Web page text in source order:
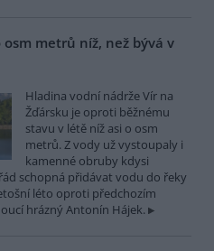
metrů níž, než bývá v
Hladina vodní nádrže Vír na
Žďársku je oproti běžnému
stavu v létě níž asi o osm
metrů. Z vody už vystoupaly i
kamenné obruby kdysi
schopná přidávat vodu do řeky
léto oproti předchozím
hrázný Antonín Hájek.